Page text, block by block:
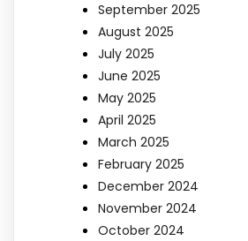
September 2025
August 2025
July 2025
June 2025
May 2025
April 2025
March 2025
February 2025
December 2024
November 2024
October 2024